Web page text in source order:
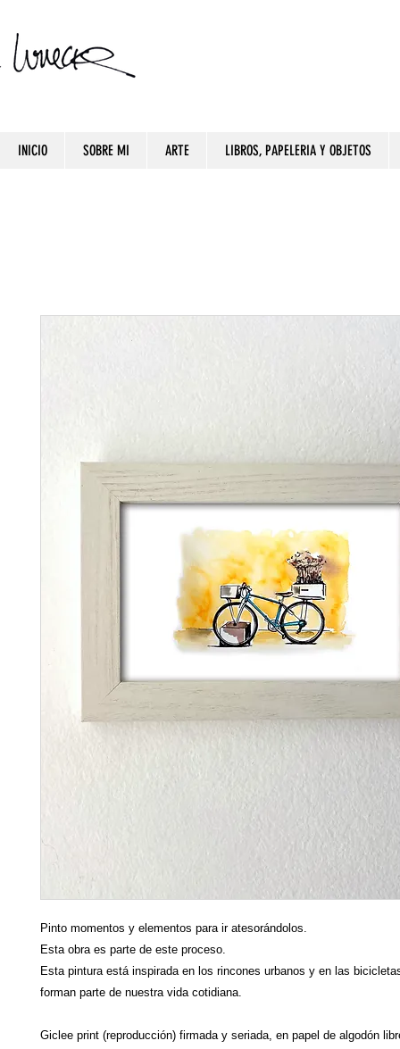
INICIO SOBRE MI ARTE LIBROS, PAPELERIA Y OBJETOS
Pinto momentos y elementos para ir atesorándolos.
Esta obra es parte de este proceso.
Esta pintura está inspirada en los rincones urbanos y en las
forman parte de nuestra vida cotidiana.
Giclee print (reproducción) firmada y seriada, en papel de algodón